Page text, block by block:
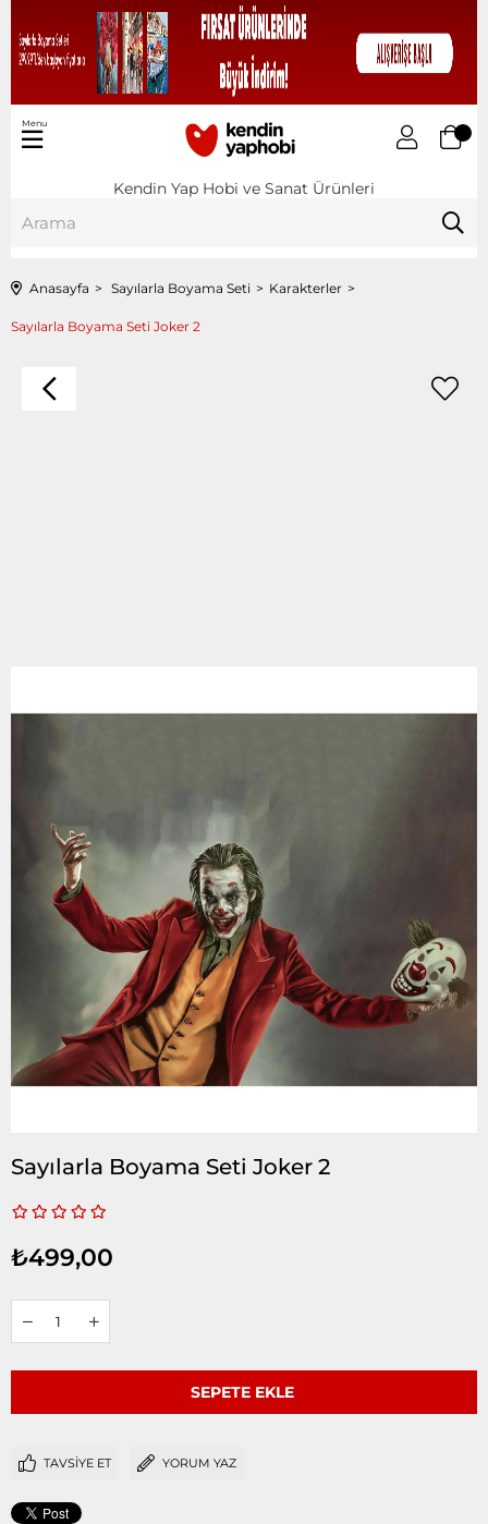
Kendin Yap Hobi ve Sanat Ürünleri
Menu
Anasayfa Sayılarla Boyama Seti Karakterler
Sayılarla Boyama Seti Joker 2
Sayılarla Boyama Seti Joker 2
₺499,00
TAVSIYE ET YORUM YAZ